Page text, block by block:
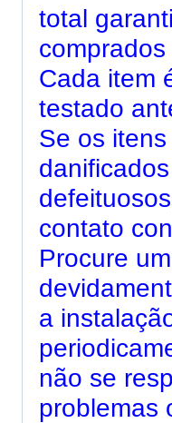
total
Cada item
testado
Se os
contato
Procure
a
não se
problemas